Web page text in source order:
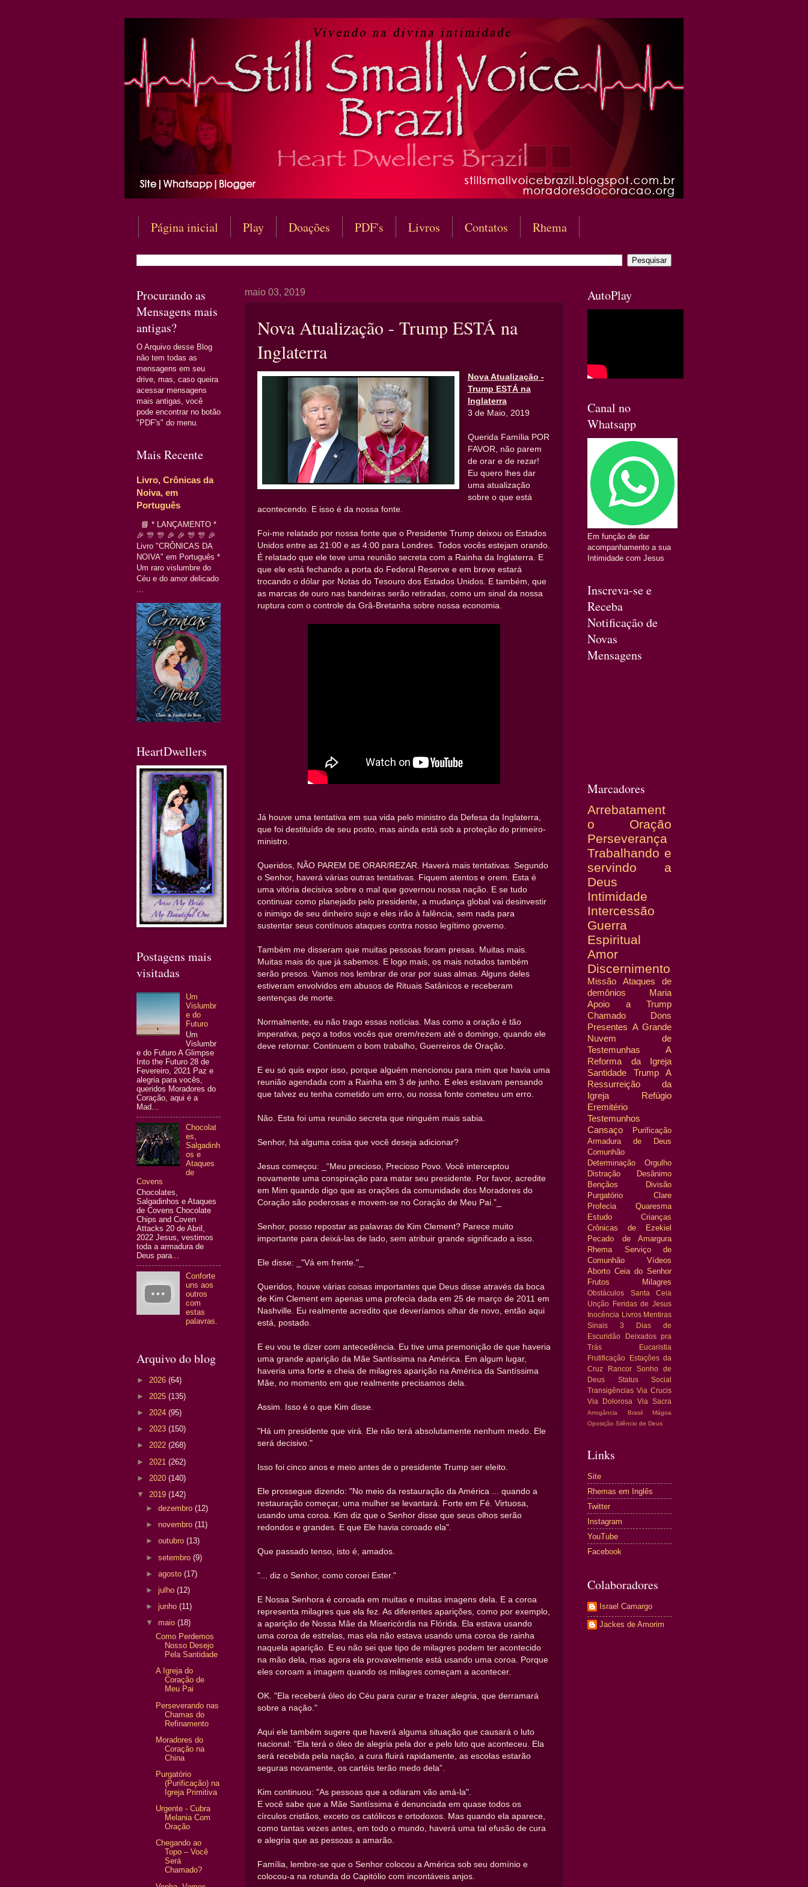
Página inicial Play Doações PDF's Livros Contatos Rhema
maio 03, 2019
Nova Atualização - Trump ESTÁ na
Inglaterra
Nova Atualização -
Trump ESTÁ na
Inglaterra
3 de Maio, 2019
Querida Família POR
FAVOR, não parem
de orar e de rezar!
Eu quero lhes dar
uma atualização
sobre o que está
acontecendo. E isso é da nossa fonte.
Foi-me relatado por nossa fonte que o Presidente Trump deixou os Estados
Unidos entre as 21:00 e as 4:00 para Londres. Todos vocês estejam orando.
É relatado que ele teve uma reunião secreta com a Rainha da Inglaterra. E
que ele está fechando a porta do Federal Reserve e em breve estará
trocando o dólar por Notas do Tesouro dos Estados Unidos. E também, que
as marcas de ouro nas bandeiras serão retiradas, como um sinal da nossa
ruptura com o controle da Grã-Bretanha sobre nossa economia.
Já houve uma tentativa em sua vida pelo ministro da Defesa da Inglaterra,
que foi destituído de seu posto, mas ainda está sob a proteção do primeiro-
ministro.
Queridos, NÃO PAREM DE ORAR/REZAR. Haverá mais tentativas. Segundo
o Senhor, haverá várias outras tentativas. Fiquem atentos e orem. Esta é
uma vitória decisiva sobre o mal que governou nossa nação. E se tudo
continuar como planejado pelo presidente, a mudança global vai desinvestir
o inimigo de seu dinheiro sujo e eles irão à falência, sem nada para
sustentar seus contínuos ataques contra nosso legítimo governo.
Também me disseram que muitas pessoas foram presas. Muitas mais.
Muitas mais do que já sabemos. E logo mais, os mais notados também
serão presos. Vamos nos lembrar de orar por suas almas. Alguns deles
estiveram envolvidos em abusos de Rituais Satânicos e receberam
sentenças de morte.
Normalmente, eu não trago essas notícias. Mas como a oração é tão
imperativa, peço a todos vocês que orem/rezem até o domingo, quando ele
deve retornar. Continuem o bom trabalho, Guerreiros de Oração.
E eu só quis expor isso, porque alguém mencionou para mim que havia uma
reunião agendada com a Rainha em 3 de junho. E eles estavam pensando
que talvez eu tenha cometido um erro, ou nossa fonte cometeu um erro.
Não. Esta foi uma reunião secreta que ninguém mais sabia.
Senhor, há alguma coisa que você deseja adicionar?
Jesus começou: _“Meu precioso, Precioso Povo. Você interceptou
novamente uma conspiração para matar seu presidente. Por favor, acredite
em Mim quando digo que as orações da comunidade dos Moradores do
Coração são poderosas e movem-se no Coração de Meu Pai.”_
Senhor, posso repostar as palavras de Kim Clement? Parece muito
importante para deixá-las de lado, sem atribuir grande significado a isso.
Ele disse: _"Vá em frente."_
Queridos, houve várias coisas importantes que Deus disse através da boca
de Kim Clement em apenas uma profecia dada em 25 de março de 2011 em
Nashville. Eu realmente acredito que deveríamos olhar de novo, então aqui
está, postado.
E eu vou te dizer com antecedência. Eu tive uma premonição de que haveria
uma grande aparição da Mãe Santíssima na América. Em algum lugar,
haveria uma forte e cheia de milagres aparição na América da Santíssima
Mãe, no momento em que realmente precisamos dela.
Assim. Isso é o que Kim disse.
"Há um presidente que virá. Ele não terá absolutamente nenhum medo. Ele
será decisivo."
Isso foi cinco anos e meio antes de o presidente Trump ser eleito.
Ele prossegue dizendo: "No meio da restauração da América ... quando a
restauração começar, uma mulher se levantará. Forte em Fé. Virtuosa,
usando uma coroa. Kim diz que o Senhor disse que seus olhos serão
redondos e grandes. E que Ele havia coroado ela".
Que passado tenso, isto é, amados.
"... diz o Senhor, como coroei Ester."
E Nossa Senhora é coroada em muitas e muitas imagens dela. E a coroa
representa milagres que ela fez. As diferentes aparições, como por exemplo,
a aparição de Nossa Mãe da Misericórdia na Flórida. Ela estava usando
uma coroa de estrelas, mas ela não estava usando uma coroa de rainha
naquela aparição. E eu não sei que tipo de milagres podem ter acontecido
na mão dela, mas agora ela provavelmente está usando uma coroa. Porque
eles coroam a imagem quando os milagres começam a acontecer.
OK. "Ela receberá óleo do Céu para curar e trazer alegria, que derramará
sobre a nação."
Aqui ele também sugere que haverá alguma situação que causará o luto
nacional: “Ela terá o óleo de alegria pela dor e pelo luto que aconteceu. Ela
será recebida pela nação, a cura fluirá rapidamente, as escolas estarão
seguras novamente, os cartéis terão medo dela”.
Kim continuou: "As pessoas que a odiaram vão amá-la".
E você sabe que a Mãe Santíssima é denunciada em quase todos os
círculos cristãos, exceto os católicos e ortodoxos. Mas quando ela aparece,
como tantas vezes antes, em todo o mundo, haverá uma tal efusão de cura
e alegria que as pessoas a amarão.
Família, lembre-se que o Senhor colocou a América sob seu domínio e
colocou-a na rotunda do Capitólio com incontáveis anjos.
Procurando as
Mensagens mais
antigas?
O Arquivo desse Blog
não tem todas as
mensagens em seu
drive, mas, caso queira
acessar mensagens
mais antigas, você
pode encontrar no botão
"PDF's" do menu.
Mais Recente
Livro, Crônicas da
Noiva, em
Português
📘 * LANÇAMENTO *
🎉 🎊 🎊 🎉 🎉 🎊 🎊 🎉
Livro "CRÔNICAS DA
NOIVA" em Português *
Um raro vislumbre do
Céu e do amor delicado
HeartDwellers
Postagens mais
visitadas
Um
Vislumbr
e do
Futuro
Um
Vislumbr
e do Futuro A Glimpse
Into the Futuro 28 de
Fevereiro, 2021 Paz e
alegria para vocês,
queridos Moradores do
Coração, aqui é a
Mad...
Chocolat
es,
Salgadinh
os e
Ataques
de
Covens
Chocolates,
Salgadinhos e Ataques
de Covens Chocolate
Chips and Coven
Attacks 20 de Abril,
2022 Jesus, vestimos
toda a armadura de
Deus para...
Conforte
uns aos
outros
com
estas
palavras.
Arquivo do blog
► 2026 (64)
► 2025 (135)
► 2024 (95)
► 2023 (150)
► 2022 (268)
► 2021 (262)
► 2020 (140)
▼ 2019 (142)
►dezembro(12)
► novembro(11)
►outubro(13)
►setembro(9)
►agosto(17)
►julho(12)
►junho(11)
▼ maio(18)
Como Perdemos
Nosso Desejo
Pela Santidade
A Igreja do
Coração de
Meu Pai
Perseverando nas
Chamas do
Refinamento
Moradores do
Coração na
China
Purgatório
(Purificação) na
Igreja Primitiva
Urgente - Cubra
Melania Com
Oração
Chegando ao
Topo – Você
Será
Chamado?
AutoPlay
Canal no
Whatsapp
Em função de dar
acompanhamento a sua
Intimidade com Jesus
Inscreva-se e
Receba
Notificação de
Novas
Mensagens
Marcadores
Arrebatament
o
Oração
Perseverança
Trabalhando e
servindo a
Deus
Intimidade
Intercessão
Guerra
Espiritual
Amor
Discernimento
Missão
Ataques de
demônios
Maria
Apoio a Trump
Chamado
Dons
Presentes A Grande
Nuvem de
Testemunhas
A
Reforma da Igreja
Santidade
Trump
A
Ressurreição da
Igreja
Refúgio
Eremitério
Testemunhos
Cansaço
Purificação
Armadura de Deus
Comunhão
Determinação
Orgulho
Distração
Desânimo
Bençãos
Divisão
Purgatório
Clare
Profecia
Quaresma
Estudo
Crianças
Crônicas de Ezekiel
Pecado de Amargura
Rhema
Serviço de
Comunhão
Vídeos
Aborto Ceia do Senhor
Frutos
Milagres
Obstáculos
Santa Ceia
Unção
Feridas de Jesus
Inocência
Livros Mentiras
Sinais
3 Dias de
Escuridão
Deixados pra
Trás
Eucaristia
Frutificação
Estações da
Cruz
Rancor
Sonho de
Deus
Status Social
Transigências Via Crucis
Via Dolorosa
Via Sacra
Arrogância Brasil
Mágoa
Oposição Silêncio de Deus
Links
Site
Rhemas em Inglês
Twitter
Instagram
YouTube
Facebook
Colaboradores
Israel Camargo
Jackes de Amorim